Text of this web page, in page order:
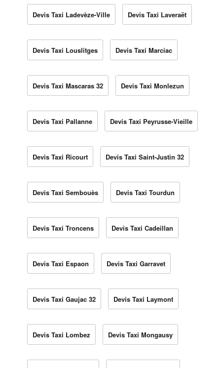
Devis Taxi Ladevèze-Ville Devis Taxi Laveraët
Devis Taxi Louslitges Devis Taxi Marciac
Devis Taxi Mascaras 32 Devis Taxi Monlezun
Devis Taxi Pallanne Devis Taxi Peyrusse-Vieille
Devis Taxi Ricourt Devis Taxi Saint-Justin 32
Devis Taxi Sembouès Devis Taxi Tourdun
Devis Taxi Troncens Devis Taxi Cadeillan
Devis Taxi Espaon Devis Taxi Garravet
Devis Taxi Gaujac 32 Devis Taxi Laymont
Devis Taxi Lombez Devis Taxi Mongausy